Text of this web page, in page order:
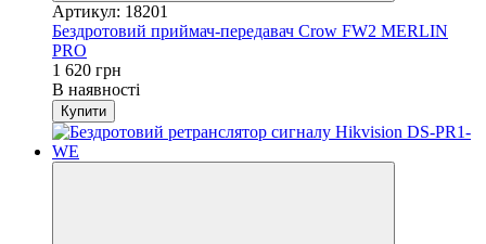
Артикул: 18201
Бездротовий приймач-передавач Crow FW2 MERLIN
PRO
1 620 грн
В наявності
Купити